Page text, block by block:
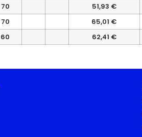
70 51,93 €
70 65,01 €
60 62,41 €